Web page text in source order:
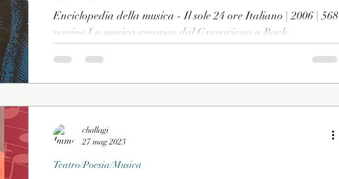
Enciclopedia della musica - Il sole 24 ore Italiano | 2006 | 568
pagine La musica europea dal Gregoriano a Bach
Teatro/Poesia/Musica
challagi
27 mag 2023